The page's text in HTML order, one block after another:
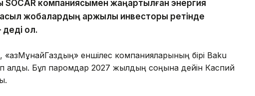
SOCAR компаниясымен жаңартылған энергия
жобалардың қаржылық инвесторы ретінде
ол.
еншілес компанияларының бірі Baku
алды. Бұл паромдар 2027 жылдың соңына дейін Каспий